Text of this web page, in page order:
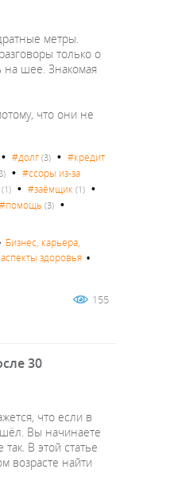
метры.
только о
на шее. Знакомая
что они не
•#долг (3) •#кредит
•#ссоры из-за
(1) •#заёмщик (1) •
#помощь (3) •
Бизнес, карьера,
здоровья •
155
30
что если в
Вы начинаете
В этой статье
возрасте найти